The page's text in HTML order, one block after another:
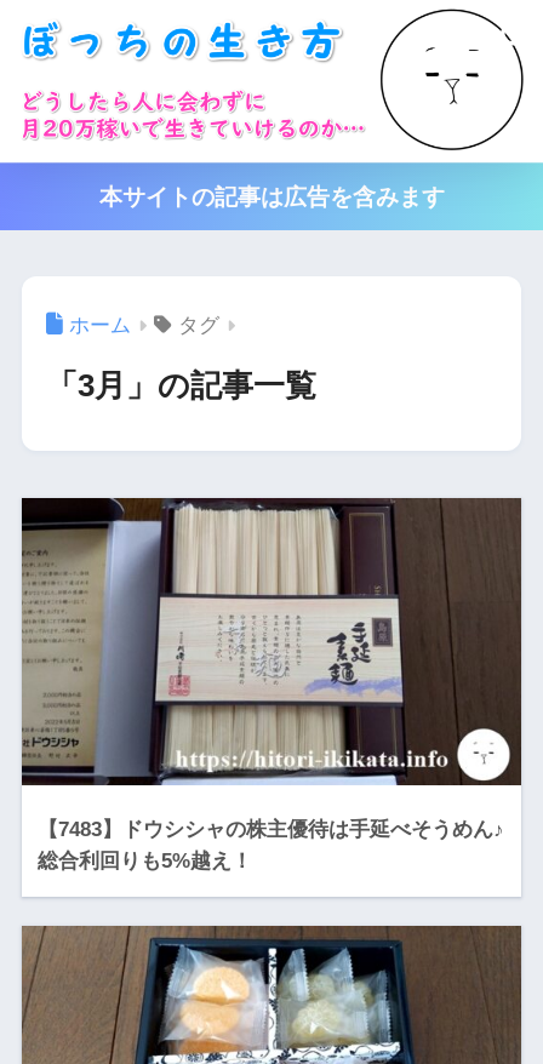
本サイトの記事は広告を含みます
ホーム タグ
「3月」の記事一覧
【7483】ドウシシャの株主優待は手延べそうめん♪
総合利回りも5%越え！